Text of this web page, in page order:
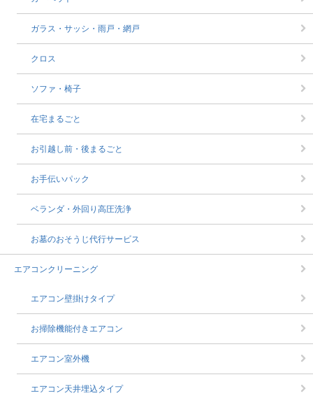
ガラス・サッシ・雨戸・網戸
クロス
ソファ・椅子
在宅まるごと
お引越し前・後まるごと
お手伝いパック
ベランダ・外回り高圧洗浄
お墓のおそうじ代行サービス
エアコンクリーニング
エアコン壁掛けタイプ
お掃除機能付きエアコン
エアコン室外機
エアコン天井埋込タイプ